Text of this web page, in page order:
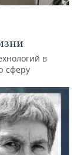
в
сферу